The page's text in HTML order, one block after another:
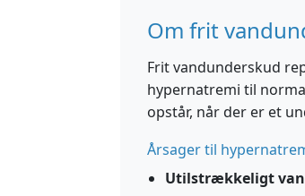
Om frit
Frit vandunderskud
hypernatremi til
opstår, når der er et
Årsager til
Utilstrækkeligt